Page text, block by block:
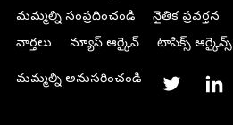
మమ్మల్ని సంప్రదించండి
నైతిక ప్రవర్తన
వార్తలు
న్యూస్ ఆర్కైవ్ టాపిక్స్ ఆర్కైవ్స్
మమ్మల్ని అనుసరించండి